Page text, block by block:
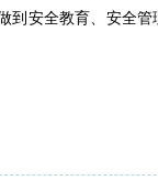
到安全教育、安全